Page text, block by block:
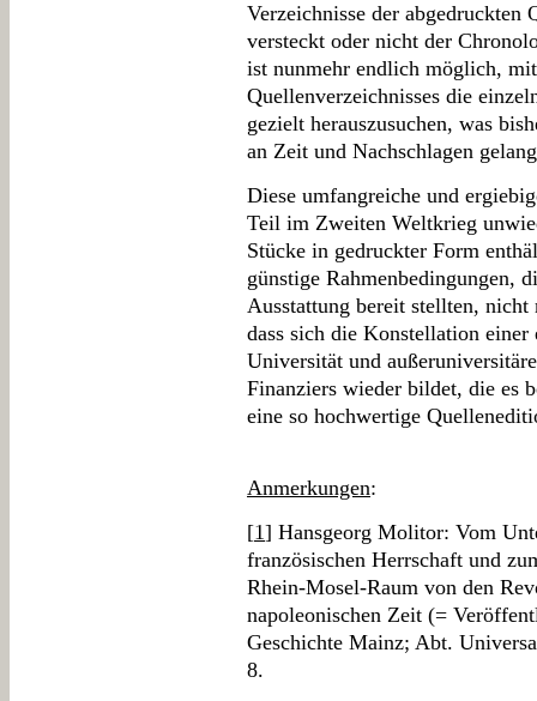
Verzeichnisse der
versteckt oder nicht der
ist nunmehr endlich möglich,
Quellenverzeichnisses die
gezielt herauszusuchen, was
an Zeit und Nachschlagen
Diese umfangreiche und
Teil im Zweiten Weltkrieg
Stücke in gedruckter Form
günstige Rahmenbedingungen,
Ausstattung bereit stellten,
dass sich die Konstellation
Universität und
Finanziers wieder bildet, die es
eine so hochwertige
Anmerkungen:
[1] Hansgeorg Molitor: Vom
französischen Herrschaft und
Rhein-Mosel-Raum von den
napoleonischen Zeit (=
Geschichte Mainz; Abt.
8.